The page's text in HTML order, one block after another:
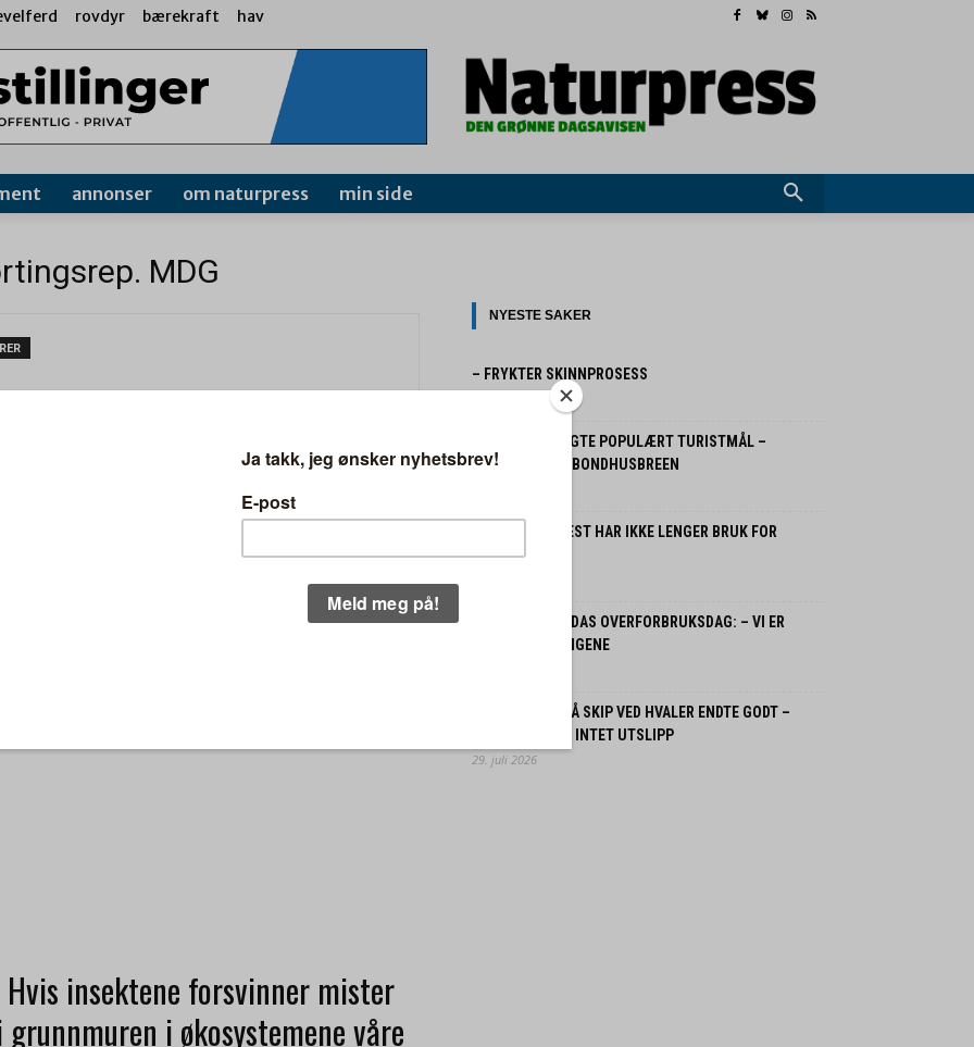
rovdyr bærekraft hav
annonser om naturpress min side
MDG
insektene forsvinner mister
i økosystemene våre
NYESTE SAKER
– FRYKTER SKINNPROSESS
POLITIET STENGTE POPULÆRT TURISTMÅL –
FLOMFARE FRA BONDHUSBREEN
NORDMENN FLEST HAR IKKE LENGER BRUK FOR
FOSSILBIL
NORGE OG JORDAS OVERFORBRUKSDAG: – VI ER
BLANT VERSTINGENE
EKSPLOSJON PÅ SKIP VED HVALER ENDTE GODT –
INGEN SKADDE, INTET UTSLIPP
29. juli 2026